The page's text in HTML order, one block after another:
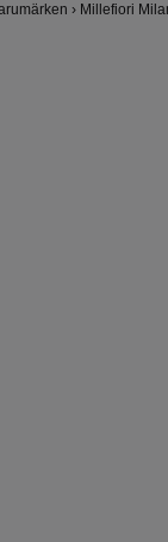
› Millefiori